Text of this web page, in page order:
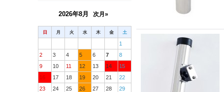
2026年8月 次月»
日 月 火 水 木 金 土
1
2
3 4 5 6 7
8
9
10 11 12 13 14
15
16
17 18 19 20 21
22
23
24 25 26 27 28
29